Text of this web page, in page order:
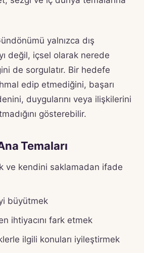
yalnızca dış
değil, içsel olarak nerede
de sorgulatır. Bir hedefe
edip etmediğini, başarı
duygularını veya ilişkilerini
gösterebilir.
Temaları
ve kendini saklamadan ifade
büyütmek
ihtiyacını fark etmek
ilgili konuları iyileştirmek